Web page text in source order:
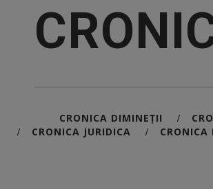
CRONICA DIMINEȚII /
/ CRONICA JURIDICA / CRONICA